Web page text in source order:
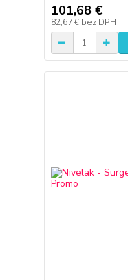
101,68 €
82,67 € bez DPH